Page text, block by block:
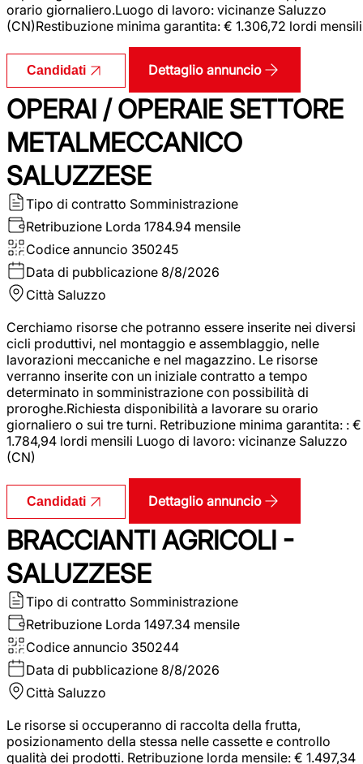
orario giornaliero.Luogo di lavoro: vicinanze Saluzzo
(CN)Restibuzione minima garantita: € 1.306,72 lordi mensili
Candidati Dettaglio annuncio
OPERAI / OPERAIE SETTORE
METALMECCANICO
SALUZZESE
Tipo di contratto Somministrazione
Retribuzione Lorda 1784.94 mensile
Codice annuncio 350245
Data di pubblicazione 8/8/2026
Città Saluzzo
Cerchiamo risorse che potranno essere inserite nei diversi
cicli produttivi, nel montaggio e assemblaggio, nelle
lavorazioni meccaniche e nel magazzino. Le risorse
verranno inserite con un iniziale contratto a tempo
determinato in somministrazione con possibilità di
proroghe.Richiesta disponibilità a lavorare su orario
giornaliero o sui tre turni. Retribuzione minima garantita: : €
1.784,94 lordi mensili Luogo di lavoro: vicinanze Saluzzo
(CN)
Candidati Dettaglio annuncio
BRACCIANTI AGRICOLI -
SALUZZESE
Tipo di contratto Somministrazione
Retribuzione Lorda 1497.34 mensile
Codice annuncio 350244
Data di pubblicazione 8/8/2026
Città Saluzzo
Le risorse si occuperanno di raccolta della frutta,
posizionamento della stessa nelle cassette e controllo
qualità dei prodotti. Retribuzione lorda mensile: € 1.497,34